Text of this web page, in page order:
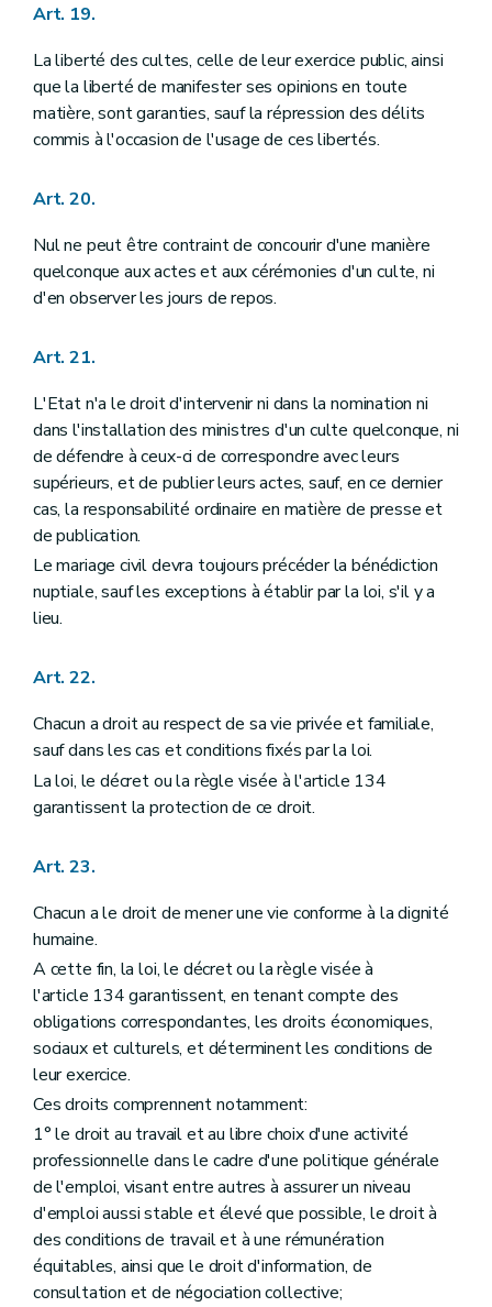
Titre IX
Annexe
Annexe
Art. 19.
La liberté des cultes, celle de leur exercice public, ainsi
que la liberté de manifester ses opinions en toute
matière, sont garanties, sauf la répression des délits
commis à l'occasion de l'usage de ces libertés.
Art. 20.
Nul ne peut être contraint de concourir d'une manière
quelconque aux actes et aux cérémonies d'un culte, ni
d'en observer les jours de repos.
Art. 21.
L'Etat n'a le droit d'intervenir ni dans la nomination ni
dans l'installation des ministres d'un culte quelconque, ni
de défendre à ceux-ci de correspondre avec leurs
supérieurs, et de publier leurs actes, sauf, en ce dernier
cas, la responsabilité ordinaire en matière de presse et
de publication.
Le mariage civil devra toujours précéder la bénédiction
nuptiale, sauf les exceptions à établir par la loi, s'il y a
lieu.
Art. 22.
Chacun a droit au respect de sa vie privée et familiale,
sauf dans les cas et conditions fixés par la loi.
La loi, le décret ou la règle visée à l'article 134
garantissent la protection de ce droit.
Art. 23.
Chacun a le droit de mener une vie conforme à la dignité
humaine.
A cette fin, la loi, le décret ou la règle visée à
l'article 134 garantissent, en tenant compte des
obligations correspondantes, les droits économiques,
sociaux et culturels, et déterminent les conditions de
leur exercice.
Ces droits comprennent notamment:
1° le droit au travail et au libre choix d'une activité
professionnelle dans le cadre d'une politique générale
de l'emploi, visant entre autres à assurer un niveau
d'emploi aussi stable et élevé que possible, le droit à
des conditions de travail et à une rémunération
équitables, ainsi que le droit d'information, de
consultation et de négociation collective;